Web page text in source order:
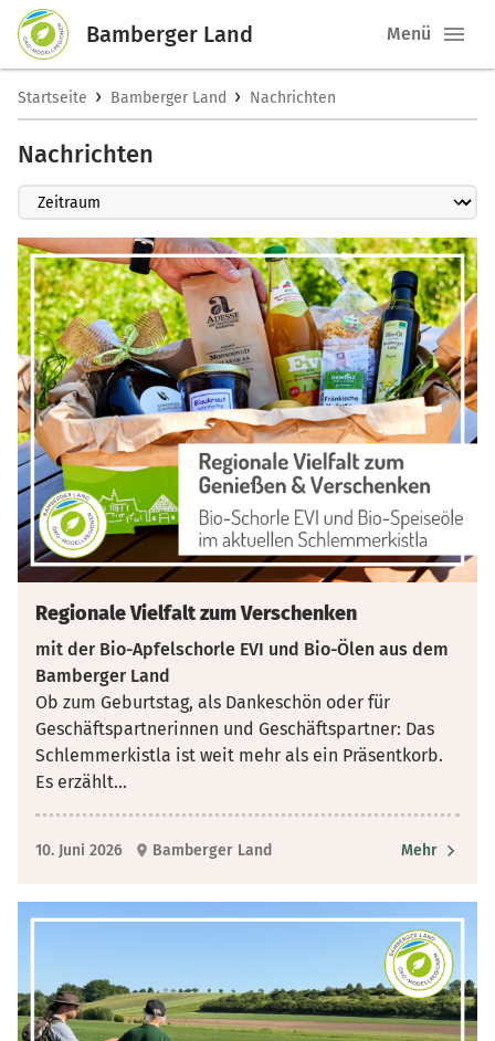
Bamberger Land Menü
Startseite › Bamberger Land › Nachrichten
Nachrichten
Regionale Vielfalt zum Verschenken
mit der Bio-Apfelschorle EVI und Bio-Ölen aus dem
Bamberger Land
Ob zum Geburtstag, als Dankeschön oder für
Geschäftspartnerinnen und Geschäftspartner: Das
Schlemmerkistla ist weit mehr als ein Präsentkorb.
Es erzählt...
10. Juni 2026 Bamberger Land Mehr